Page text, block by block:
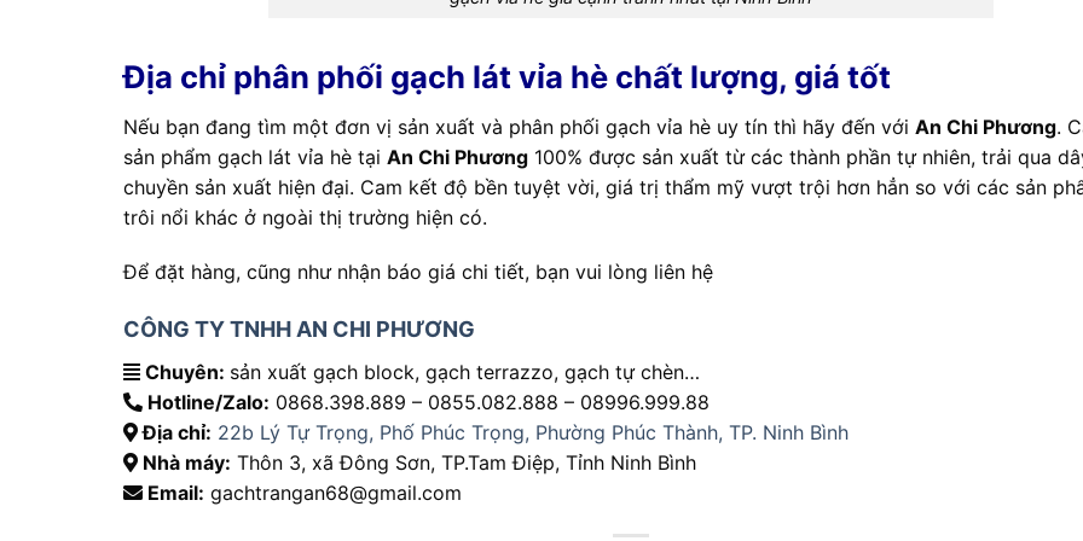
Địa chỉ phân phối gạch lát vỉa hè chất lượng, giá tốt
Nếu bạn đang tìm một đơn vị sản xuất và phân phối gạch vỉa hè uy tín thì hãy đến với An Chi Phương.
sản phẩm gạch lát vỉa hè tại An Chi Phương 100% được sản xuất từ các thành phần tự nhiên, trải qua
chuyền sản xuất hiện đại. Cam kết độ bền tuyệt vời, giá trị thẩm mỹ vượt trội hơn hẳn so với các sản
trôi nổi khác ở ngoài thị trường hiện có.
Để đặt hàng, cũng như nhận báo giá chi tiết, bạn vui lòng liên hệ
CÔNG TY TNHH AN CHI PHƯƠNG
Chuyên: sản xuất gạch block, gạch terrazzo, gạch tự chèn…
Hotline/Zalo: 0868.398.889 – 0855.082.888 – 08996.999.88
Địa chỉ: 22b Lý Tự Trọng, Phố Phúc Trọng, Phường Phúc Thành, TP. Ninh Bình
Nhà máy: Thôn 3, xã Đông Sơn, TP.Tam Điệp, Tỉnh Ninh Bình
Email: gachtrangan68@gmail.com